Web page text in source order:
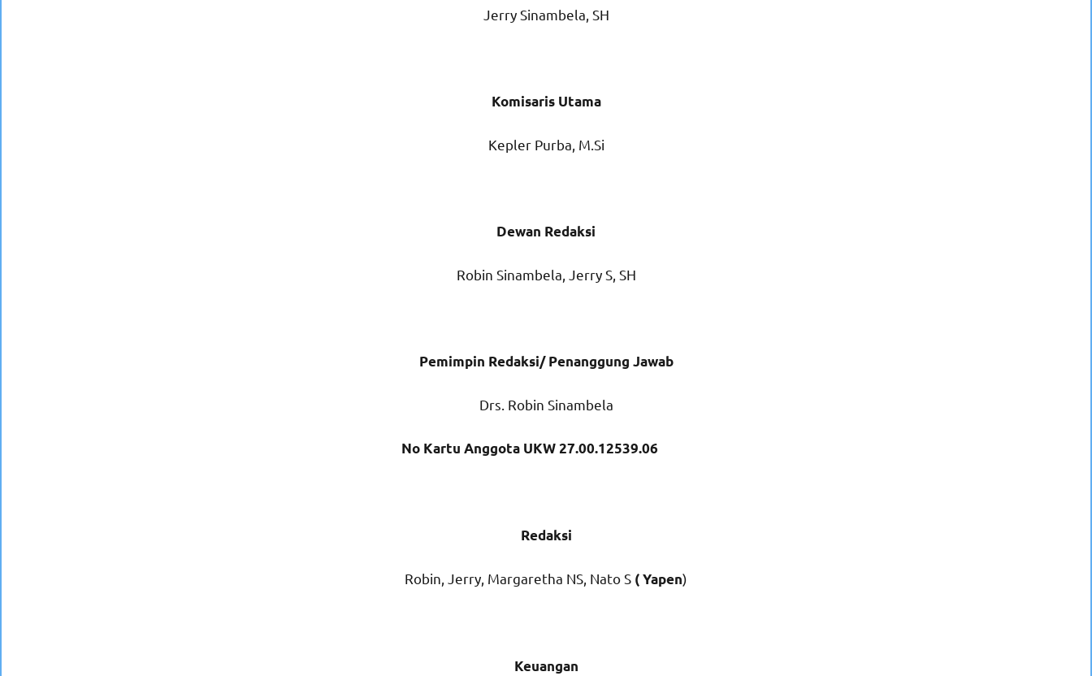
Jerry Sinambela, SH
Komisaris Utama
Kepler Purba, M.Si
Dewan Redaksi
Robin Sinambela, Jerry S, SH
Pemimpin Redaksi/Penanggung Jawab
Drs. Robin Sinambela
No Kartu Anggota UKW 27.00.12539.06
Redaksi
Robin, Jerry, Margaretha NS, Nato S ( Yapen)
Keuangan